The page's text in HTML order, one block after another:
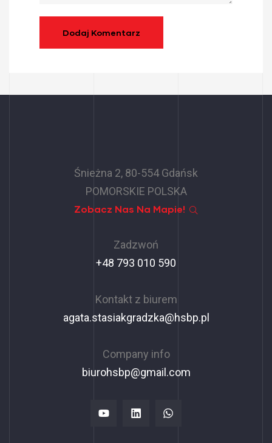
Śnieżna 2, 80-554 Gdańsk
POMORSKIE POLSKA
Zobacz Nas Na Mapie!
Zadzwoń
+48 793 010 590
Kontakt z biurem
agata.stasiakgradzka@hsbp.pl
Company info
biurohsbp@gmail.com